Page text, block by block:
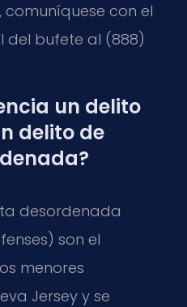
comuníquese con el
del bufete al (888)
un delito
delito de
desordenada
) son el
menores
Jersey y se